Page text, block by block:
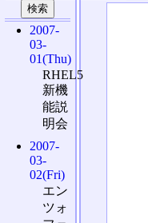
2007-
03-
01(Thu)
RHEL5
新機
能説
明会
2007-
03-
02(Fri)
エン
ツォ